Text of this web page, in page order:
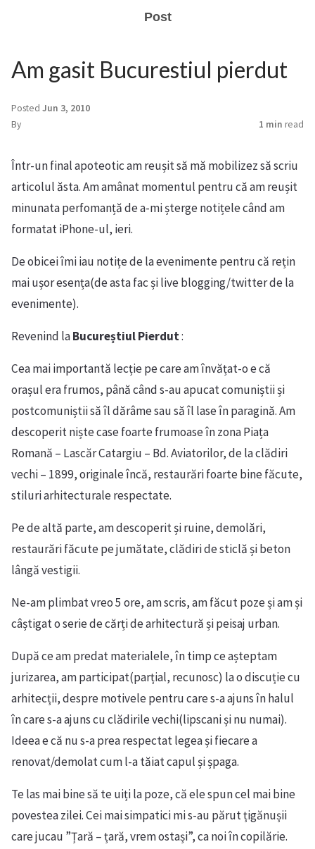
Post
Am gasit Bucurestiul pierdut
Posted Jun 3, 2010
By
1 min read
Într-un final apoteotic am reușit să mă mobilizez să scriu
articolul ăsta. Am amânat momentul pentru că am reușit
minunata perfomanță de a-mi șterge notițele când am
formatat iPhone-ul, ieri.
De obicei îmi iau notițe de la evenimente pentru că rețin
mai ușor esența(de asta fac și live blogging/twitter de la
evenimente).
Revenind laBucureștiul Pierdut:
Cea mai importantă lecție pe care am învățat-o e că
orașul era frumos, până când s-au apucat comuniștii și
postcomuniștii să îl dărâme sau să îl lase în paragină. Am
descoperit niște case foarte frumoase în zona Piața
Romană – Lascăr Catargiu – Bd. Aviatorilor, de la clădiri
vechi – 1899, originale încă, restaurări foarte bine făcute,
stiluri arhitecturale respectate.
Pe de altă parte, am descoperit și ruine, demolări,
restaurări făcute pe jumătate, clădiri de sticlă și beton
lângă vestigii.
Ne-am plimbat vreo 5 ore, am scris, am făcut poze și am și
câștigat o serie de cărți de arhitectură și peisaj urban.
După ce am predat materialele, în timp ce așteptam
jurizarea, am participat(parțial, recunosc) la o discuție cu
arhitecții, despre motivele pentru care s-a ajuns în halul
în care s-a ajuns cu clădirile vechi(lipscani și nu numai).
Ideea e că nu s-a prea respectat legea și fiecare a
renovat/demolat cum l-a tăiat capul și șpaga.
Te las mai bine să te uiți la poze, că ele spun cel mai bine
povestea zilei. Cei mai simpatici mi s-au părut țigănușii
care jucau ”Țară – țară, vrem ostași”, ca noi în copilărie.